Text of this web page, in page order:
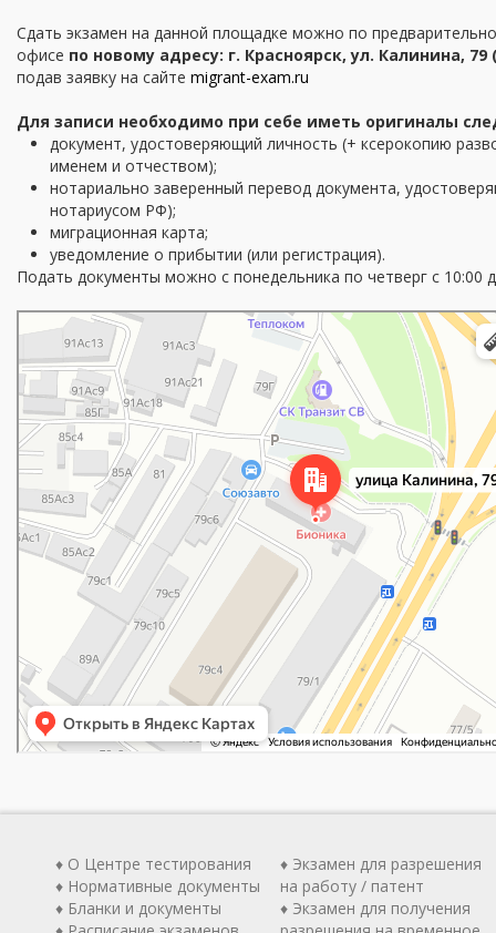
Сдать экзамен на данной площадке можно по
офисе по новому адресу: г. Красноярск, ул. Калинина, 79
подав заявку на сайте migrant-exam.ru
Для записи необходимо при себе иметь оригиналы
документ, удостоверяющий личность (+ ксерокопию
именем и отчеством);
нотариально заверенный перевод документа,
нотариусом РФ);
миграционная карта;
уведомление о прибытии (или регистрация).
Подать документы можно с понедельника по четверг с 10:00
Красноярск
Улица Калинина, 79 — Яндекс Карты
♦ О Центре тестирования
♦ Нормативные документы
♦ Бланки и документы
♦ Экзамен для разрешения
на работу / патент
♦ Экзамен для получения